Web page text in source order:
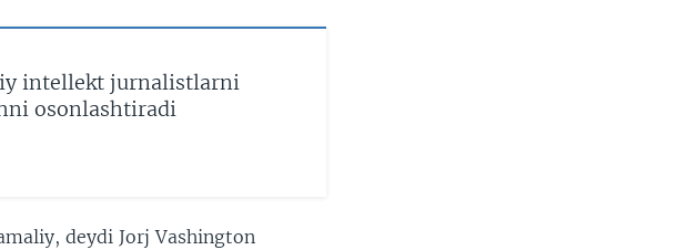
intellekt jurnalistlarni
osonlashtiradi
deydi Jorj Vashington